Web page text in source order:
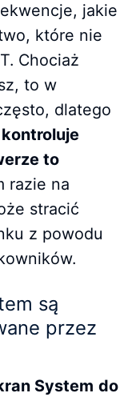
jakie
które nie
Chociaż
to w
dlatego
to
razie na
stracić
z powodu
są
przez
System do